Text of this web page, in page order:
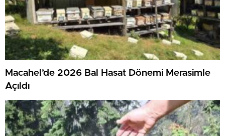
Macahel’de 2026 Bal Hasat Dönemi Merasimle
Açıldı